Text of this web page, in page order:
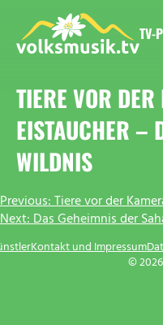
Inhalt
springen
TV-
TIERE VOR
EISTAUCHER –
WILDNIS
Previous:Tiere vor der
Next:Das Geheimnis der
©
Kontakt und Impressum